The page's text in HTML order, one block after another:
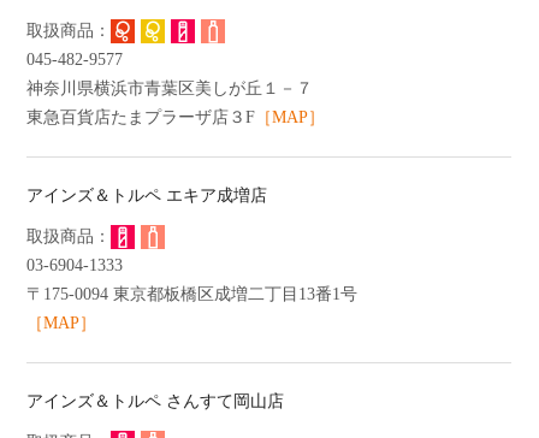
045-482-9577
神奈川県横浜市青葉区美しが丘１－７
東急百貨店たまプラーザ店３F ［MAP］
アインズ＆トルペ エキア成増店
03-6904-1333
〒175-0094 東京都板橋区成増二丁目13番1号
［MAP］
アインズ＆トルペ さんすて岡山店